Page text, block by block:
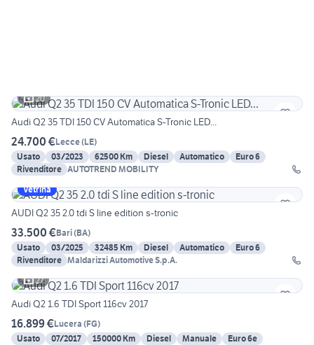
20
Audi Q2 35 TDI 150 CV Automatica S-Tronic LED...
24.700 €Lecce(LE)
Usato
03/2023 62500 Km Diesel Automatico
Euro 6
Rivenditore AUTOTREND MOBILITY
Vetrina
AUDI Q2 35 2.0 tdi S line edition s-tronic
33.500 €Bari(BA)
Usato
03/2025 32485 Km Diesel Automatico
Euro 6
Rivenditore Maldarizzi Automotive S.p.A.
27
Audi Q2 1.6 TDI Sport 116cv 2017
16.899 €Lucera (FG)
Usato
07/2017 150000 Km Diesel Manuale
Euro 6e